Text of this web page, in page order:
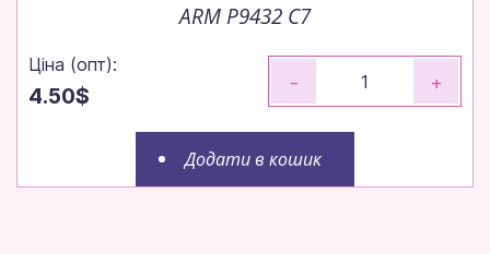
ARM P9432 C7
Ціна (опт):
4.50$
- +
Додати в кошик